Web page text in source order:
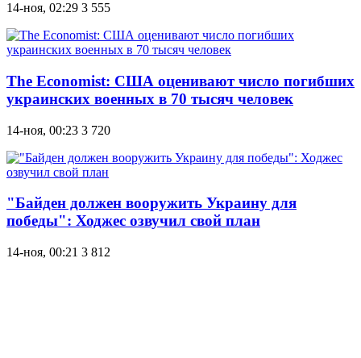
14-ноя, 02:29 3 555
The Economist: США оценивают число погибших
украинских военных в 70 тысяч человек
14-ноя, 00:23 3 720
"Байден должен вооружить Украину для
победы": Ходжес озвучил свой план
14-ноя, 00:21 3 812